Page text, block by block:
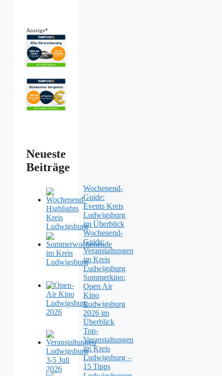
Anzeige*
Neueste
Beiträge
Wochenend-
Guide:
Events Kreis
Ludwigsburg
im Überblick
Wochenend-
Guide:
Veranstaltungen
im Kreis
Ludwigsburg
Sommerkino:
Open Air
Kino
Ludwigsburg
2026 im
Überblick
Top-
Veranstaltungen
im Kreis
Ludwigsburg –
15 Tipps